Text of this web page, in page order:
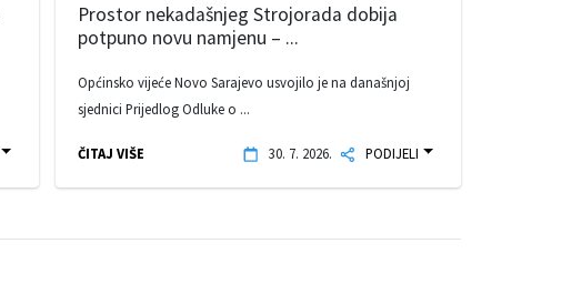
Prostor nekadašnjeg Strojorada dobija
potpuno novu namjenu – ...
Općinsko vijeće Novo Sarajevo usvojilo je na današnjoj
sjednici Prijedlog Odluke o ...
ČITAJ VIŠE 30. 7. 2026. PODIJELI